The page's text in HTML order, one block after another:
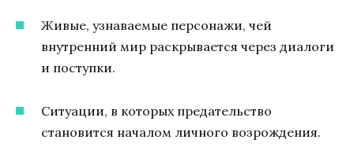
Живые, узнаваемые персонажи, чей
внутренний мир раскрывается через диалоги
и поступки.
Ситуации, в которых предательство
становится началом личного возрождения.